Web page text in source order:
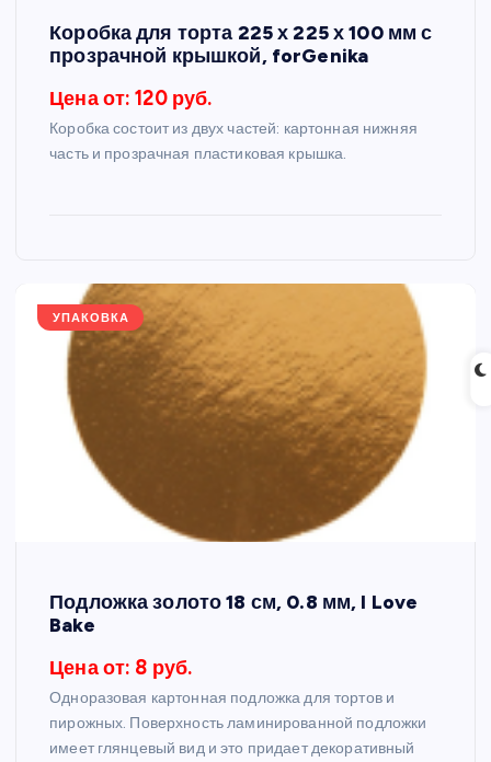
Коробка для торта 225 х 225 х 100 мм с
прозрачной крышкой, forGenika
Цена от: 120 руб.
Коробка состоит из двух частей: картонная нижняя
часть и прозрачная пластиковая крышка.
УПАКОВКА
Подложка золото 18 см, 0.8 мм, I Love
Bake
Цена от: 8 руб.
Одноразовая картонная подложка для тортов и
пирожных. Поверхность ламинированной подложки
имеет глянцевый вид и это придает декоративный